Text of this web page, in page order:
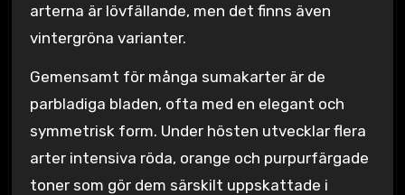
arterna är lövfällande, men det finns även
vintergröna varianter.
Gemensamt för många sumakarter är de
parbladiga bladen, ofta med en elegant och
symmetrisk form. Under hösten utvecklar flera
arter intensiva röda, orange och purpurfärgade
toner som gör dem särskilt uppskattade i